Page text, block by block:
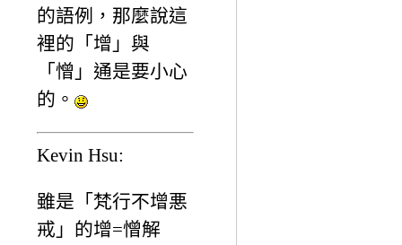
的語例，那麼說這
裡的「增」與
「憎」通是要小心
的。
Kevin Hsu:
雖是「梵行不增悪
戒」的增=憎解